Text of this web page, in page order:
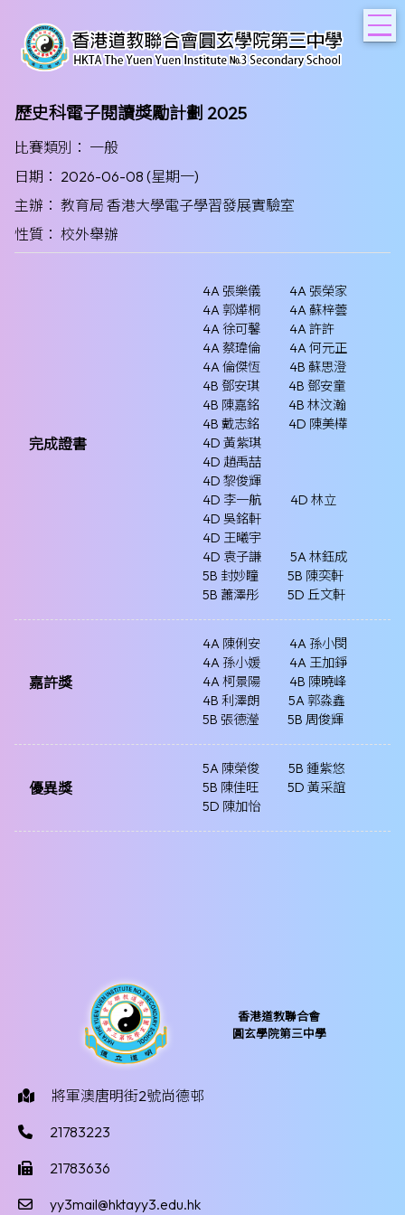
歷史科電子閱讀獎勵計劃 2025
比賽類別： 一般
日期： 2026-06-08 (星期一)
主辦： 教育局 香港大學電子學習發展實驗室
性質： 校外舉辦
完成證書
4A 張樂儀
4A 張榮家
4A 郭燁桐
4A 蘇梓蕓
4A 徐可馨
4A 許許
4A 蔡瑋倫
4A 何元正
4A 倫傑恆
4B 蘇思澄
4B 鄧安琪
4B 鄧安童
4B 陳嘉銘
4B 林汶瀚
4B 戴志銘
4D 陳美樺
4D 黃紫琪
4D 趙禹喆
4D 黎俊輝
4D 李一航
4D 林立
4D 吳銘軒
4D 王曦宇
4D 袁子謙
5A 林鈺成
5B 封妙瞳
5B 陳奕軒
5B 蕭澤彤
5D 丘文軒
嘉許獎
4A 陳俐安
4A 孫小閔
4A 孫小媛
4A 王加錚
4A 柯景陽
4B 陳曉峰
4B 利澤朗
5A 郭淼鑫
5B 張德瀅
5B 周俊輝
優異獎
5A 陳榮俊
5B 鍾紫悠
5B 陳佳旺
5D 黃采誼
5D 陳加怡
香港道教聯合會
圓玄學院第三中學
將軍澳唐明街2號尚德邨
21783223
21783636
yy3mail@hktayy3.edu.hk